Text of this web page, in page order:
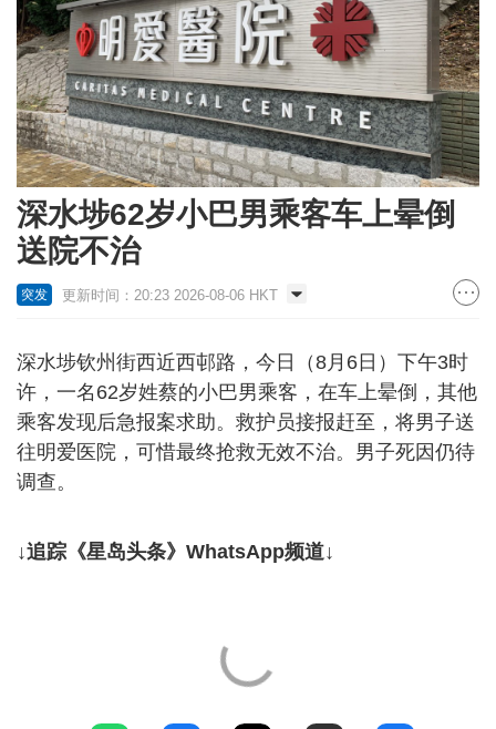
深水埗62岁小巴男乘客车上晕倒
送院不治
突发 更新时间：20:23 2026-08-06 HKT
深水埗钦州街西近西邨路，今日（8月6日）下午3时
许，一名62岁姓蔡的小巴男乘客，在车上晕倒，其他
乘客发现后急报案求助。救护员接报赶至，将男子送
往明爱医院，可惜最终抢救无效不治。男子死因仍待
调查。
↓追踪《星岛头条》WhatsApp频道↓